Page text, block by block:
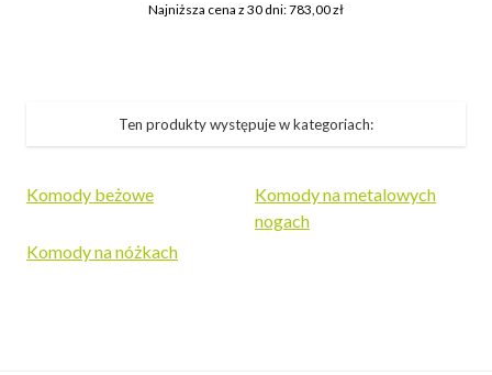
Najniższa cena z 30 dni: 783,00 zł
Ten produkty występuje w kategoriach:
Komody beżowe
Komody na metalowych
nogach
Komody na nóżkach